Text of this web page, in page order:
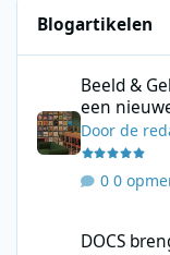
Blogartikelen
Beeld &
een
Doorde
0
DOCS